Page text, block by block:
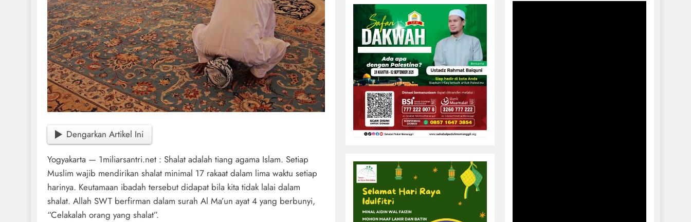
Dengarkan Artikel Ini
Yogyakarta — 1miliarsantri.net : Shalat adalah tiang agama Islam. Setiap
Muslim wajib mendirikan shalat minimal 17 rakaat dalam lima waktu setiap
harinya. Keutamaan ibadah tersebut didapat bila kita tidak lalai dalam
shalat. Allah SWT berfirman dalam surah Al Ma’un ayat 4 yang berbunyi,
“Celakalah orang yang shalat”.